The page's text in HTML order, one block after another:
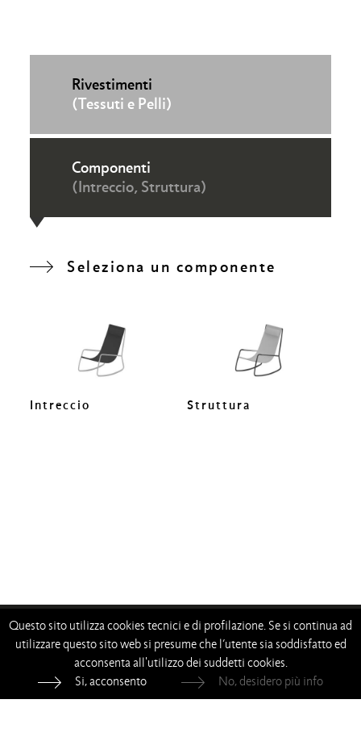
Rivestimenti
(Tessuti e Pelli)
Componenti
(Intreccio, Struttura)
Seleziona un componente
Intreccio Struttura
Living Divani s.r.l. p.iva 00786120964
— — — —
Questo sito utilizza cookies tecnici e di profilazione. Se si continua ad
utilizzare questo sito web si presume che l’utente sia soddisfatto ed
acconsenta all'utilizzo dei suddetti cookies.
Si, acconsento
No, desidero più info